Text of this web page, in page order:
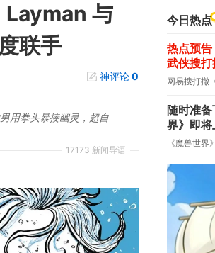
王权与自由
Layman 与
联手
神评论0
17173 新闻导语
用拳头暴揍幽灵，超自
今日热点
热点预
武侠搜打
网易搜打撤
随时准
界》即将
《魔兽世界